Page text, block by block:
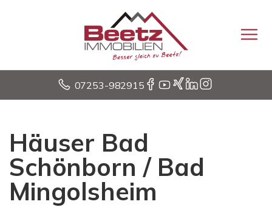
07253-982915
Häuser Bad
Schönborn / Bad
Mingolsheim